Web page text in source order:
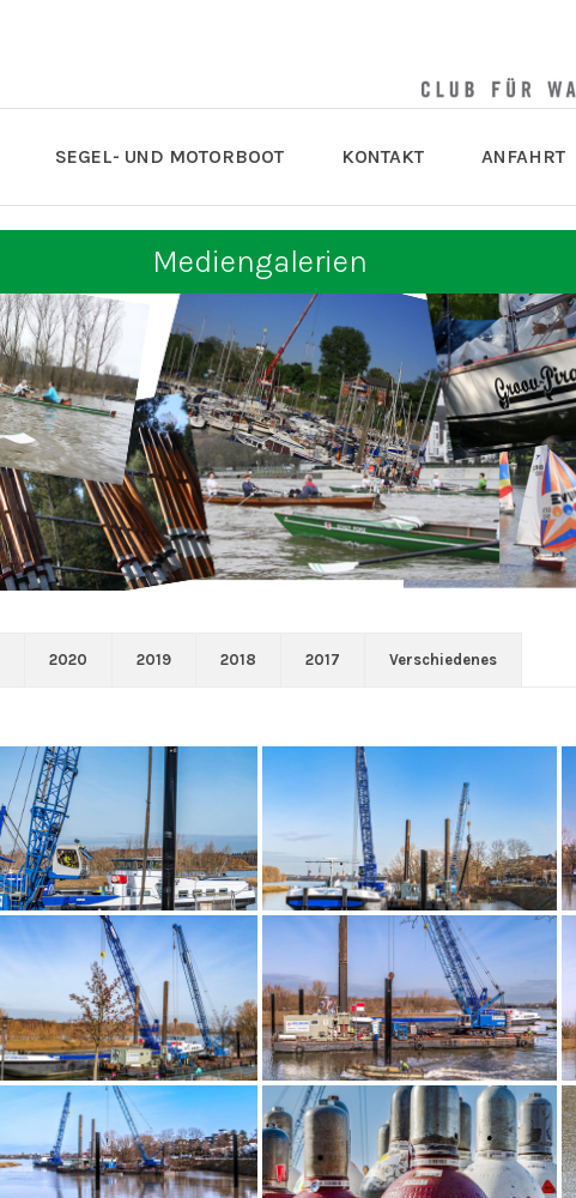
SEGEL- UND MOTORBOOT KONTAKT ANFAHRT
Mediengalerien
2020 2019 2018 2017 Verschiedenes